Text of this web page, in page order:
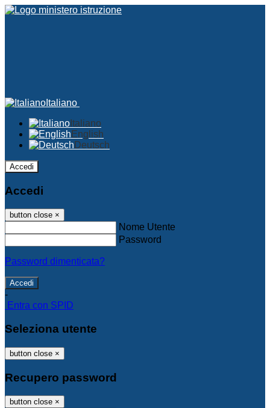
Italiano
Italiano
English
Deutsch
Accedi
Accedi
button close ×
Nome Utente
Password
Password dimenticata?
-
Entra con SPID
Seleziona utente
button close ×
Recupero password
button close ×